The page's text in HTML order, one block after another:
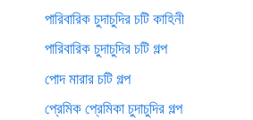
পারিবারিক চুদাচুদির চটি কাহিনী
পারিবারিক চুদাচুদির চটি গল্প
পোদ মারার চটি গল্প
প্রেমিক প্রেমিকা চুদাচুদির গল্প